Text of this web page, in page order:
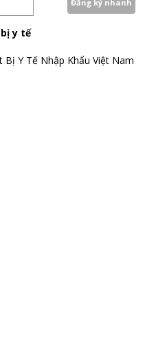
y tế
Y Tế Nhập Khẩu Việt Nam